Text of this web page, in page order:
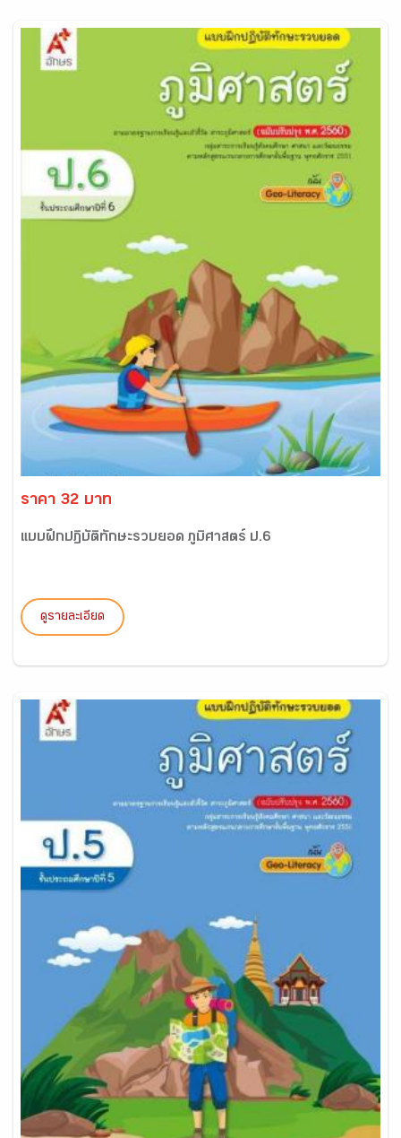
ราคา 32 บาท
แบบฝึกปฏิบัติทักษะรวบยอด ภูมิศาสตร์ ป.6
ดูรายละเอียด